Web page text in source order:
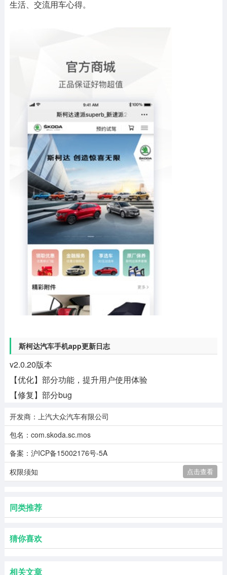
生活、交流用车心得。
斯柯达汽车手机app更新日志
v2.0.20版本
【优化】部分功能，提升用户使用体验
【修复】部分bug
开发商：上汽大众汽车有限公司
包名：com.skoda.sc.mos
备案：沪ICP备15002176号-5A
权限须知
点击查看
同类推荐
猜你喜欢
相关文章